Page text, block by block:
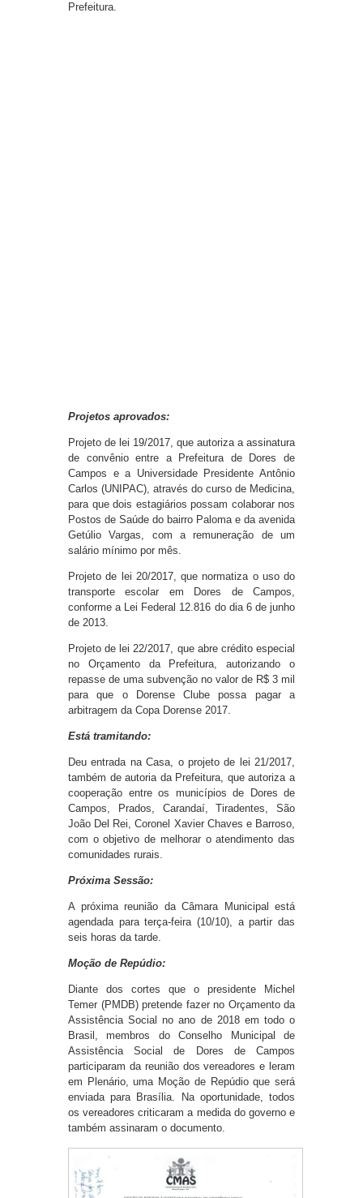
Prefeitura.
Projetos aprovados:
Projeto de lei 19/2017, que autoriza a assinatura
de convênio entre a Prefeitura de Dores de
Campos e a Universidade Presidente Antônio
Carlos (UNIPAC), através do curso de Medicina,
para que dois estagiários possam colaborar nos
Postos de Saúde do bairro Paloma e da avenida
Getúlio Vargas, com a remuneração de um
salário mínimo por mês.
Projeto de lei 20/2017, que normatiza o uso do
transporte escolar em Dores de Campos,
conforme a Lei Federal 12.816 do dia 6 de junho
de 2013.
Projeto de lei 22/2017, que abre crédito especial
no Orçamento da Prefeitura, autorizando o
repasse de uma subvenção no valor de R$ 3 mil
para que o Dorense Clube possa pagar a
arbitragem da Copa Dorense 2017.
Está tramitando:
Deu entrada na Casa, o projeto de lei 21/2017,
também de autoria da Prefeitura, que autoriza a
cooperação entre os municípios de Dores de
Campos, Prados, Carandaí, Tiradentes, São
João Del Rei, Coronel Xavier Chaves e Barroso,
com o objetivo de melhorar o atendimento das
comunidades rurais.
Próxima Sessão:
A próxima reunião da Câmara Municipal está
agendada para terça-feira (10/10), a partir das
seis horas da tarde.
Moção de Repúdio:
Diante dos cortes que o presidente Michel
Temer (PMDB) pretende fazer no Orçamento da
Assistência Social no ano de 2018 em todo o
Brasil, membros do Conselho Municipal de
Assistência Social de Dores de Campos
participaram da reunião dos vereadores e leram
em Plenário, uma Moção de Repúdio que será
enviada para Brasília. Na oportunidade, todos
os vereadores criticaram a medida do governo e
também assinaram o documento.